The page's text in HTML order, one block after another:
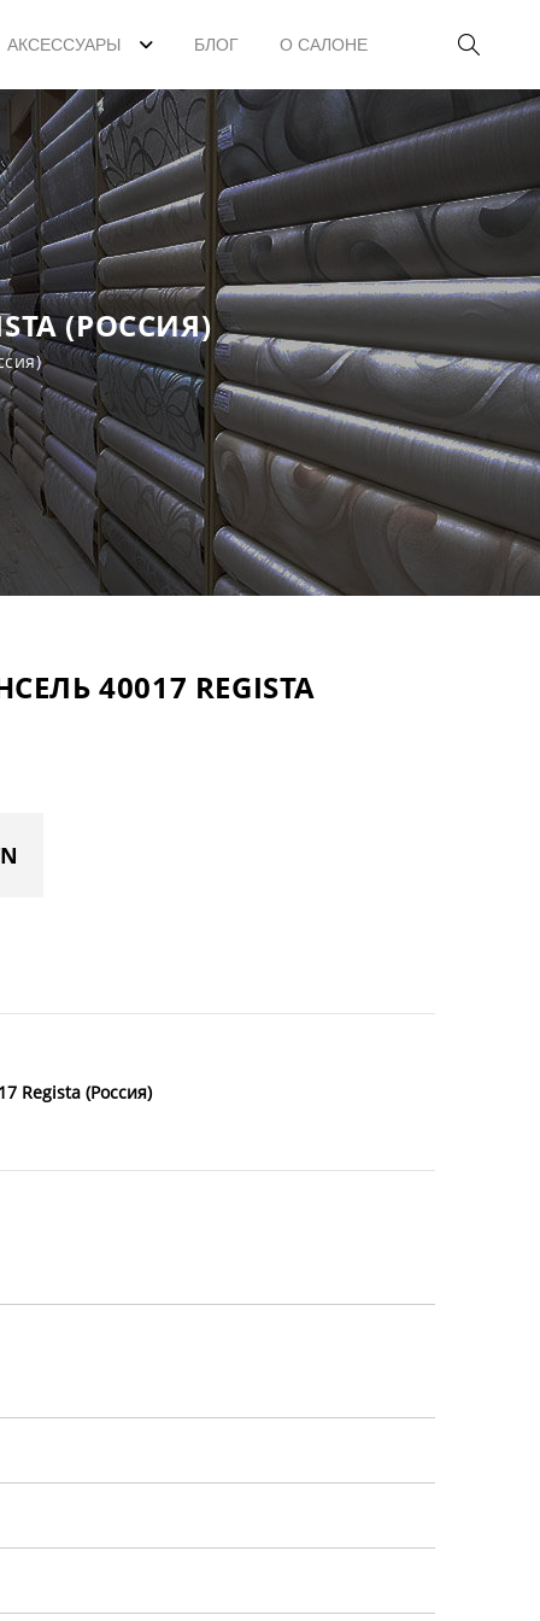
АКСЕССУАРЫ БЛОГ О САЛОНЕ
(РОССИЯ)
40017 REGISTA
Regista (Россия)